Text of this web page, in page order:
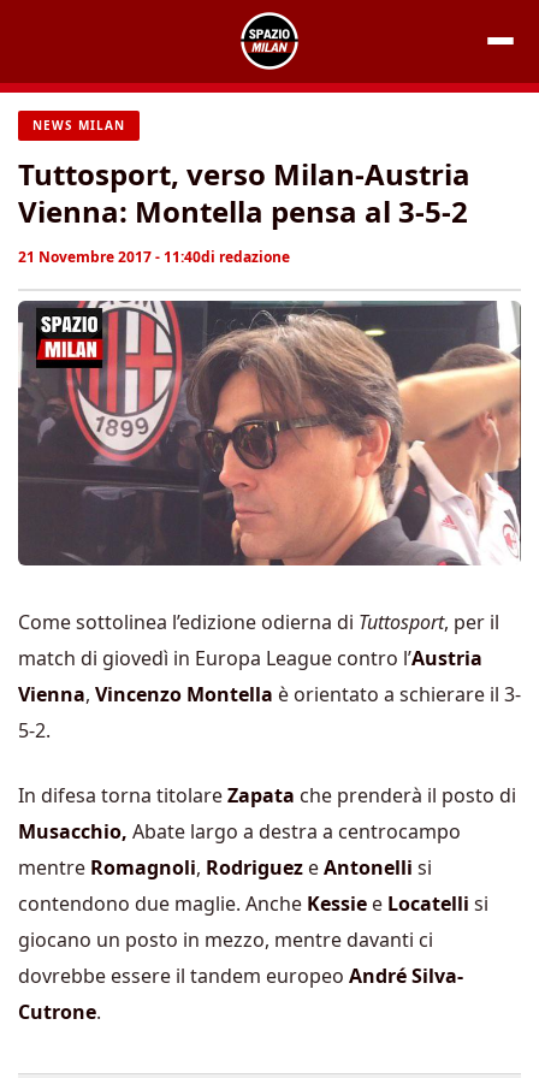
contenuto
NEWS MILAN
Tuttosport, verso Milan-Austria
Vienna: Montella pensa al 3-5-2
21 Novembre 2017 - 11:40di redazione
Come sottolinea l’edizione odierna di Tuttosport, per il
match di giovedì in Europa League contro l’Austria
Vienna, Vincenzo Montella è orientato a schierare il 3-
5-2.
In difesa torna titolareZapata che prenderà il posto di
Musacchio, Abate largo a destra a centrocampo
mentre Romagnoli, Rodriguez eAntonelli si
contendono due maglie. Anche Kessie e Locatelli si
giocano un posto in mezzo, mentre davanti ci
dovrebbe essere il tandem europeo André Silva-
Cutrone.